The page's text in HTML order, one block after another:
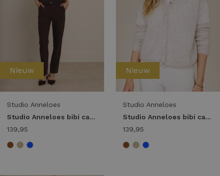
Nieuw
Studio Anneloes
Studio Anneloes bibi cardigan 91545 Vest 8700 espresso
139,95
Nieuw
Studio Anneloes
Studio Anneloes bibi cardigan 91545 Vest 1400 kit
139,95